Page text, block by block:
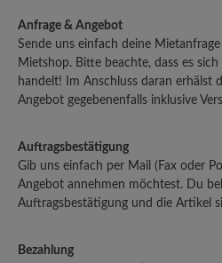
Anfrage & Angebot
Sende uns einfach deine
Mietshop. Bitte beachte, dass es
handelt! Im Anschluss daran erhälst
Angebot gegebenenfalls inklusive
Auftragsbestätigung
Gib uns einfach per Mail (Fax oder
Angebot annehmen möchtest. Du
Auftragsbestätigung und die Artikel
Bezahlung